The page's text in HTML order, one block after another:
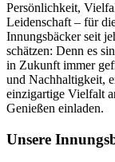
Persönlichkeit,
Leidenschaft – für
Innungsbäcker seit
schätzen: Denn es
in Zukunft immer
und Nachhaltigkeit,
einzigartige Vielfalt
Genießen einladen.
Unsere